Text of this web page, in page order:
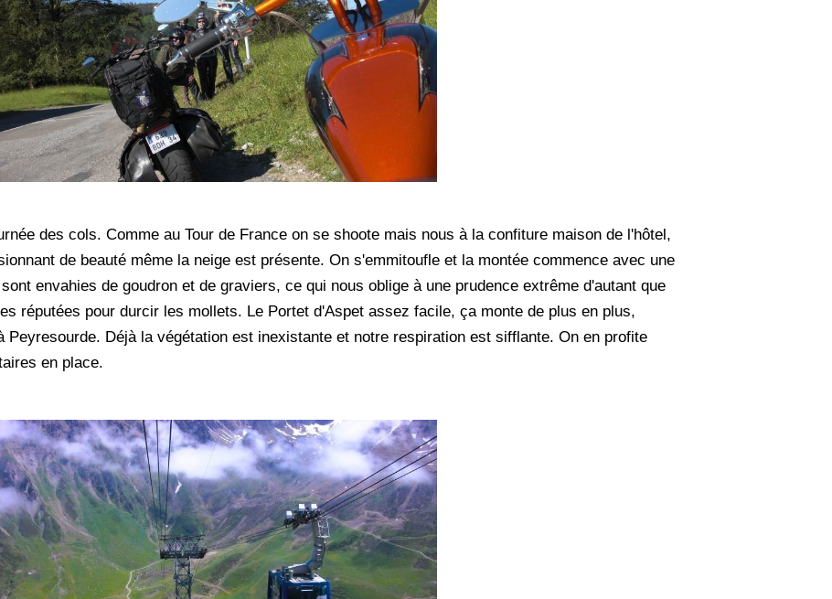
des cols. Comme au Tour de France on se shoote mais nous à la confiture maison de l'hôtel,
de beauté même la neige est présente. On s'emmitoufle et la montée commence avec une
envahies de goudron et de graviers, ce qui nous oblige à une prudence extrême d'autant que
réputées pour durcir les mollets. Le Portet d'Aspet assez facile, ça monte de plus en plus,
Peyresourde. Déjà la végétation est inexistante et notre respiration est sifflante. On en profite
en place.